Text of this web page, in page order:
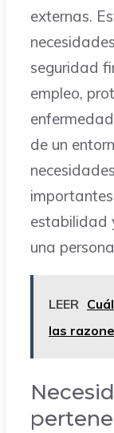
externas.
seguridad
empleo,
de un
estabilidad
una
LEER
las